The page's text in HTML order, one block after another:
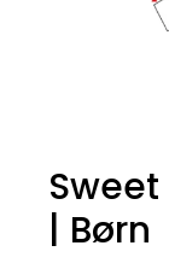
| Børn